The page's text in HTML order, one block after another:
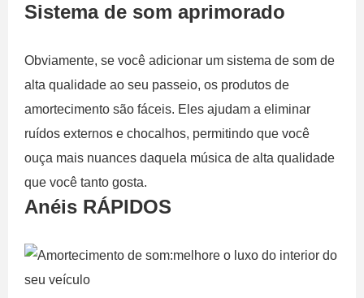
Sistema de som aprimorado
Obviamente, se você adicionar um sistema de som de
alta qualidade ao seu passeio, os produtos de
amortecimento são fáceis. Eles ajudam a eliminar
ruídos externos e chocalhos, permitindo que você
ouça mais nuances daquela música de alta qualidade
que você tanto gosta.
Anéis RÁPIDOS